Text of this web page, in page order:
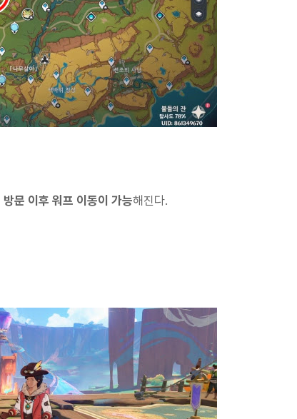
방문 이후 워프 이동이 가능해진다.